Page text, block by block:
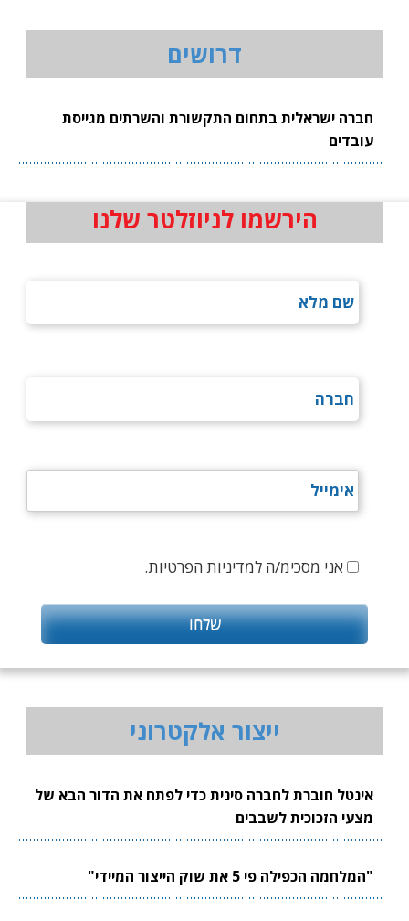
דרושים
חברה ישראלית בתחום התקשורת והשרתים מגייסת
עובדים
הירשמו לניוזלטר שלנו
אני מסכימ/ה למדיניות הפרטיות.
ייצור אלקטרוני
אינטל חוברת לחברה סינית כדי לפתח את הדור הבא של
מצעי הזכוכית לשבבים
"המלחמה הכפילה פי 5 את שוק הייצור המיידי"